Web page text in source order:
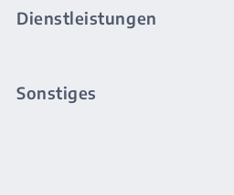
Dienstleistungen
Sonstiges